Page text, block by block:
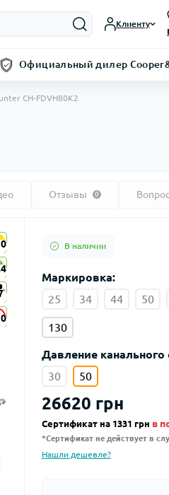
Клиенту
Официальный дилер
CH-FDVH80K2
Отзывы 0
В наличии
Маркировка:
25
34 44 50
130
Давление
30
50
26620 грн
Сертификат на 1331 грн в
*Сертификат не действует в
Нашли дешевле?